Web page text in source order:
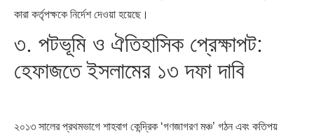
কারা কর্তৃপক্ষকে নির্দেশ দেওয়া হয়েছে।
৩. পটভূমি ও ঐতিহাসিক প্রেক্ষাপট:
হেফাজতে ইসলামের ১৩ দফা দাবি
২০১৩ সালের প্রথমভাগে শাহবাগ কেন্দ্রিক ‘গণজাগরণ মঞ্চ’ গঠন এবং কতিপয়